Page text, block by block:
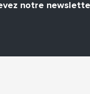
notre